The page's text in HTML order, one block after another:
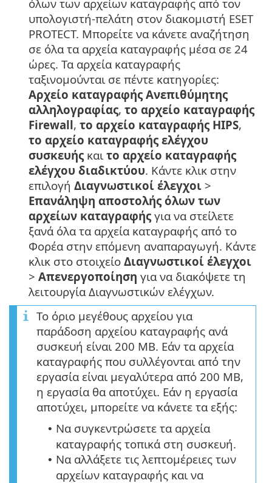
όλων των αρχείων καταγραφής από τον
υπολογιστή-πελάτη στον διακομιστή ESET
PROTECT. Μπορείτε να κάνετε αναζήτηση
σε όλα τα αρχεία καταγραφής μέσα σε 24
ώρες. Τα αρχεία καταγραφής
ταξινομούνται σε πέντε κατηγορίες:
Αρχείο καταγραφής Ανεπιθύμητης
αλληλογραφίας, το αρχείο καταγραφής
Firewall, το αρχείο καταγραφής HIPS,
το αρχείο καταγραφής ελέγχου
συσκευής και το αρχείο καταγραφής
ελέγχου διαδικτύου. Κάντε κλικ στην
επιλογή Διαγνωστικοί έλεγχοι >
Επανάληψη αποστολής όλων των
αρχείων καταγραφής για να στείλετε
ξανά όλα τα αρχεία καταγραφής από το
Φορέα στην επόμενη αναπαραγωγή. Κάντε
κλικ στο στοιχείο Διαγνωστικοί έλεγχοι
> Απενεργοποίηση για να διακόψετε τη
λειτουργία Διαγνωστικών ελέγχων.
Το όριο μεγέθους αρχείου για
παράδοση αρχείου καταγραφής ανά
συσκευή είναι 200 MB. Εάν τα αρχεία
καταγραφής που συλλέγονται από την
εργασία είναι μεγαλύτερα από 200 MB,
η εργασία θα αποτύχει. Εάν η εργασία
αποτύχει, μπορείτε να κάνετε τα εξής:
• Να συγκεντρώσετε τα αρχεία
καταγραφής τοπικά στη συσκευή.
• Να αλλάξετε τις λεπτομέρειες των
αρχείων καταγραφής και να